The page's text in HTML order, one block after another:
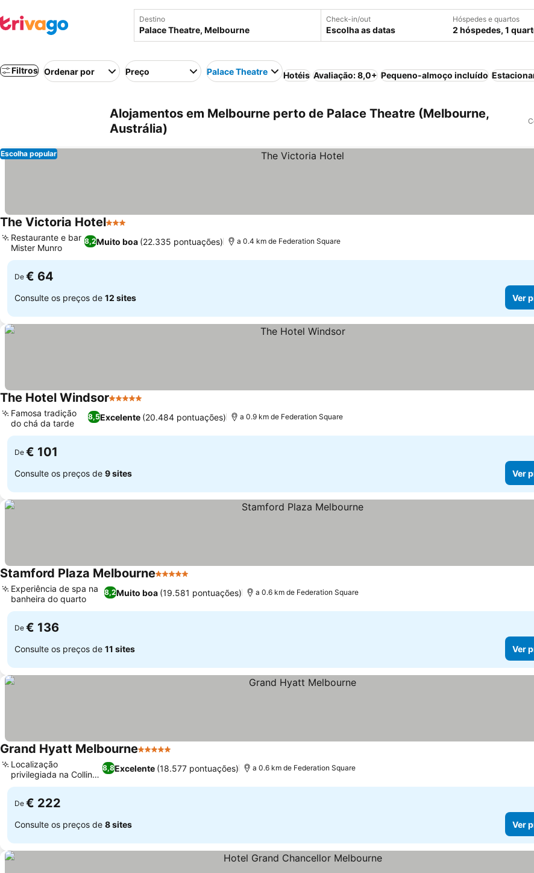
Destino Check-in/out
Escolha as datas
Hóspedes e quartos
2 hóspedes, 1
Filtros Ordenar por Preço Palace Theatre Hotéis Avaliação: 8,0+ Pequeno-almoço incluído
Alojamentos em Melbourne perto de Palace Theatre (Melbourne,
Austrália)
Escolha popular
The Victoria Hotel3 Estrelas
8,2Muito boa (22.335 pontuações)
Restaurante e bar
Mister Munro
a 0.4 km de Federation Square
De € 64
Consulte os preços de 12 sites Ver
The Hotel Windsor5 Estrelas
8,5Excelente (20.484 pontuações)
Famosa tradição
do chá da tarde
a 0.9 km de Federation Square
De € 101
Consulte os preços de 9 sites Ver
Stamford Plaza Melbourne5 Estrelas
8,2Muito boa (19.581 pontuações)
Experiência de spa na
banheira do quarto
a 0.6 km de Federation Square
De € 136
Consulte os preços de 11 sites Ver
Grand Hyatt Melbourne5 Estrelas
8,8Excelente (18.577 pontuações)
Localização
privilegiada na Collins
Street
a 0.6 km de Federation Square
De € 222
Consulte os preços de 8 sites Ver